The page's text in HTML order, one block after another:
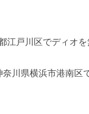
江戸川区でディオ
奈川県横浜市港南